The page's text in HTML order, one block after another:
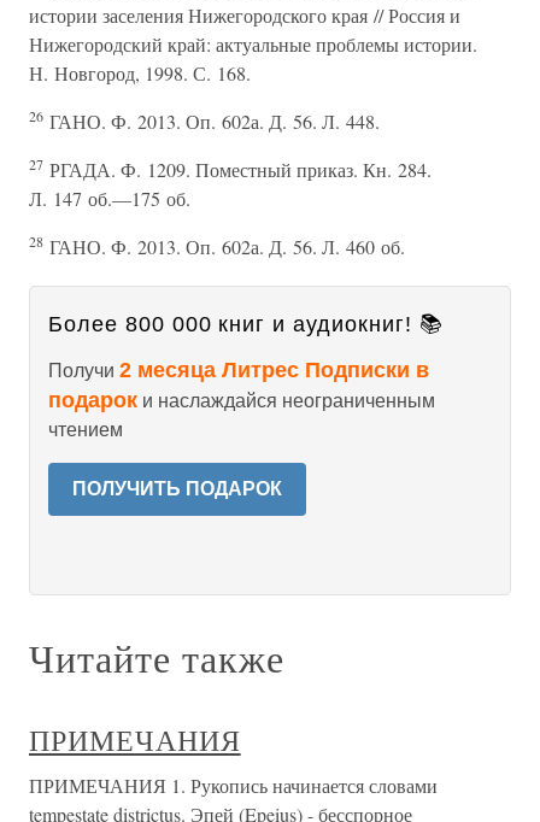
истории заселения Нижегородского края // Россия и
Нижегородский край: актуальные проблемы истории.
Н. Новгород, 1998. С. 168.
26 ГАНО. Ф. 2013. Оп. 602а. Д. 56. Л. 448.
27 РГАДА. Ф. 1209. Поместный приказ. Кн. 284.
Л. 147 об.—175 об.
28 ГАНО. Ф. 2013. Оп. 602а. Д. 56. Л. 460 об.
Более 800 000 книг и аудиокниг! 📚
Получи 2 месяца Литрес Подписки в
подарок и наслаждайся неограниченным
чтением
ПОЛУЧИТЬ ПОДАРОК
Читайте также
ПРИМЕЧАНИЯ
ПРИМЕЧАНИЯ 1. Рукопись начинается словами
tempestate districtus. Эпей (Epeius) - бесспорное